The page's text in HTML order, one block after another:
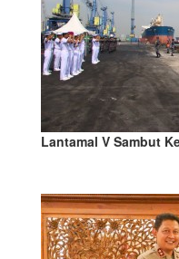
Lantamal V Sambut